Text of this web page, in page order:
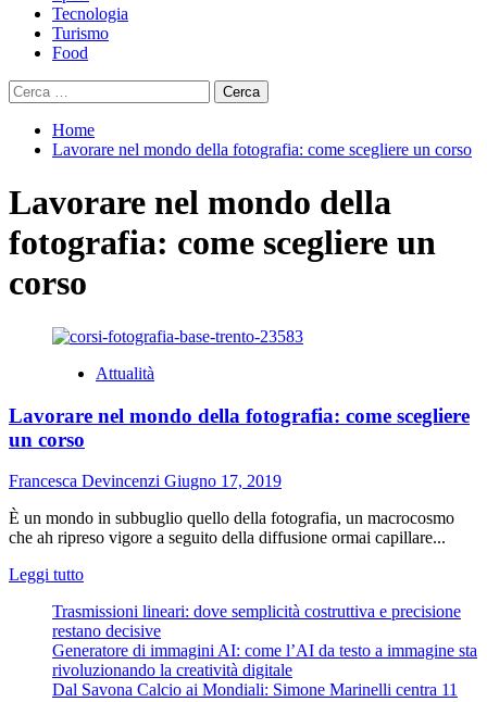
Tecnologia
Turismo
Food
Ricerca
per:
Home
Lavorare nel mondo della fotografia: come scegliere un corso
Lavorare nel mondo della
fotografia: come scegliere un
corso
Attualità
Lavorare nel mondo della fotografia: come scegliere
un corso
Francesca Devincenzi Giugno 17, 2019
È un mondo in subbuglio quello della fotografia, un macrocosmo
che ah ripreso vigore a seguito della diffusione ormai capillare...
Leggi tuttoLeggi
più
su
Lavorare
nel
mondo
Trasmissioni lineari: dove semplicità costruttiva e precisione
restano decisive
Generatore di immagini AI: come l’AI da testo a immagine sta
rivoluzionando la creatività digitale
Dal Savona Calcio ai Mondiali: Simone Marinelli centra 11